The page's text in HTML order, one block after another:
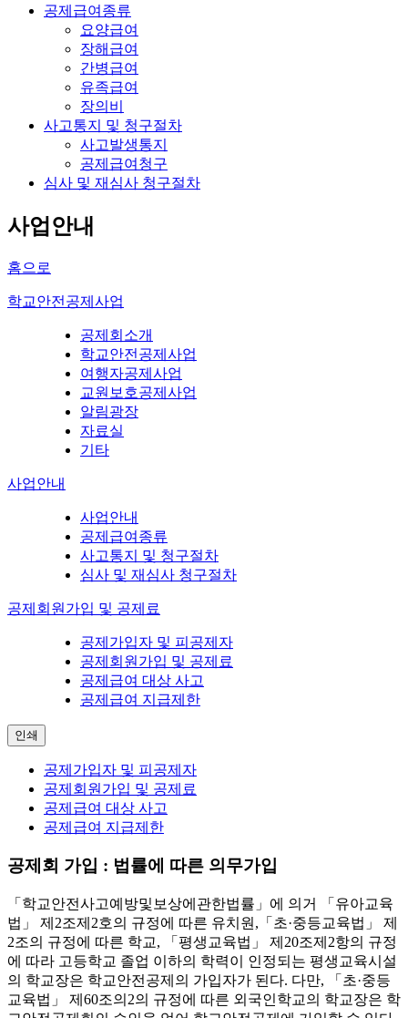
공제급여종류
요양급여
장해급여
간병급여
유족급여
장의비
사고통지 및 청구절차
사고발생통지
공제급여청구
심사 및 재심사 청구절차
사업안내
홈으로
학교안전공제사업
공제회소개
학교안전공제사업
여행자공제사업
교원보호공제사업
알림광장
자료실
기타
사업안내
사업안내
공제급여종류
사고통지 및 청구절차
심사 및 재심사 청구절차
공제회원가입 및 공제료
공제가입자 및 피공제자
공제회원가입 및 공제료
공제급여 대상 사고
공제급여 지급제한
인쇄
공제가입자 및 피공제자
공제회원가입 및 공제료
공제급여 대상 사고
공제급여 지급제한
공제회 가입 : 법률에 따른 의무가입
「학교안전사고예방및보상에관한법률」에 의거 「유아교육
법」 제2조제2호의 규정에 따른 유치원,「초·중등교육법」 제
2조의 규정에 따른 학교, 「평생교육법」 제20조제2항의 규정
에 따라 고등학교 졸업 이하의 학력이 인정되는 평생교육시설
의 학교장은 학교안전공제의 가입자가 된다. 다만, 「초·중등
교육법」 제60조의2의 규정에 따른 외국인학교의 학교장은 학